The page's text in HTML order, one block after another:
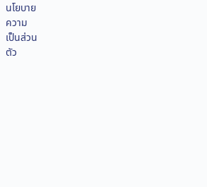
นโยบาย
ความ
เป็นส่วน
ตัว